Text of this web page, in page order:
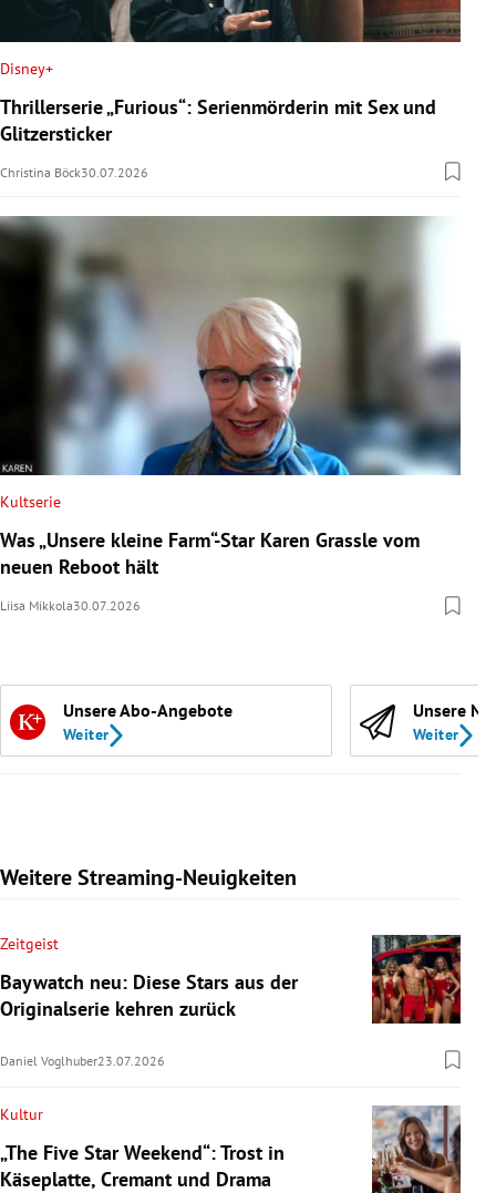
Disney+
Thrillerserie „Furious“: Serienmörderin mit Sex und
Glitzersticker
Christina Böck30.07.2026
Kultserie
Was „Unsere kleine Farm“-Star Karen Grassle vom
neuen Reboot hält
Liisa Mikkola30.07.2026
Unsere Abo-Angebote
Weiter
Unsere
Weiter
Weitere Streaming-Neuigkeiten
Zeitgeist
Baywatch neu: Diese Stars aus der
Originalserie kehren zurück
Daniel Voglhuber23.07.2026
Kultur
„The Five Star Weekend“: Trost in
Käseplatte, Cremant und Drama